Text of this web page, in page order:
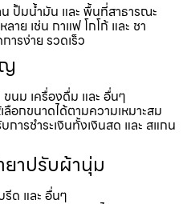
น ปั้มน้ำมัน และ พื้นที่สาธารณะ
าย เช่น กาแฟ โกโก้ และ ชา
ารง่าย รวดเร็ว
นม เครื่องดื่ม และ อื่นๆ
อกขนาดได้ตามความเหมาะสม
ารชำระเงินทั้งเงินสด และ สแกน
ยาปรับผ้านุ่ม
รีด และ อื่นๆ